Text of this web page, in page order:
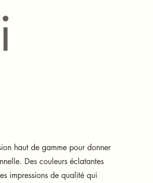
haut de gamme pour donner
Des couleurs éclatantes
impressions de qualité qui